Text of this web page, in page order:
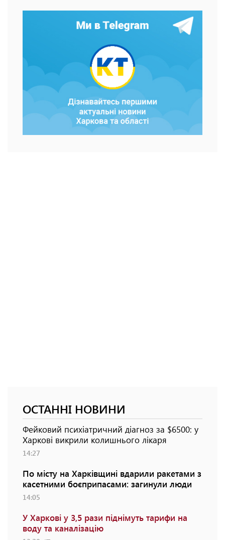
ОСТАННІ НОВИНИ
Фейковий психіатричний діагноз за $6500: у
Харкові викрили колишнього лікаря
14:27
По місту на Харківщині вдарили ракетами з
касетними боєприпасами: загинули люди
14:05
У Харкові у 3,5 рази піднімуть тарифи на
воду та каналізацію